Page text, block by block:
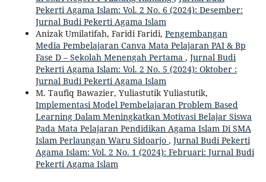
Pekerti Agama Islam: Vol. 2 No. 6 (2024): Desember:
Jurnal Budi Pekerti Agama Islam
Anizak Umilatifah, Faridi Faridi, Pengembangan
Media Pembelajaran Canva Mata Pelajaran PAI & Bp
Fase D – Sekolah Menengah Pertama , Jurnal Budi
Pekerti Agama Islam: Vol. 2 No. 5 (2024): Oktober :
Jurnal Budi Pekerti Agama Islam
M. Taufiq Bawazier, Yuliastutik Yuliastutik,
Implementasi Model Pembelajaran Problem Based
Learning Dalam Meningkatkan Motivasi Belajar Siswa
Pada Mata Pelajaran Pendidikan Agama Islam Di SMA
Islam Perlaungan Waru Sidoarjo , Jurnal Budi Pekerti
Agama Islam: Vol. 2 No. 1 (2024): Februari: Jurnal Budi
Pekerti Agama Islam